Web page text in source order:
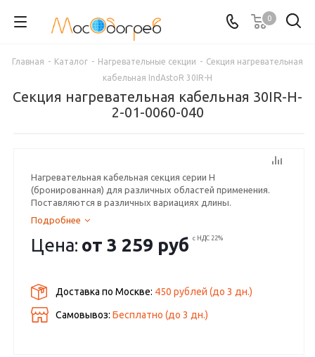
0
Главная - Каталог - Нагревательные секции - Секция нагревательная
кабельная IndAstoR 30IR-H
Секция нагревательная кабельная 30IR-H-
2-01-0060-040
Нагревательная кабельная секция серии H
(бронированная) для различных областей применения.
Поставляются в различных вариациях длины.
Подробнее
Цена: от3 259 руб с НДС 22%
Доставка по Москве: 450 рублей (до3 дн.)
Самовывоз:Бесплатно (до3 дн.)